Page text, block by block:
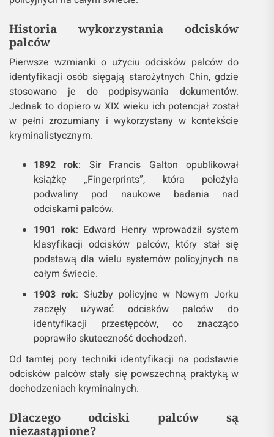
Historia wykorzystania odcisków
palców
Pierwsze wzmianki o użyciu odcisków palców do
identyfikacji osób sięgają starożytnych Chin, gdzie
stosowano je do podpisywania dokumentów.
Jednak to dopiero w XIX wieku ich potencjał został
w pełni zrozumiany i wykorzystany w kontekście
kryminalistycznym.
1892 rok: Sir Francis Galton opublikował
książkę „Fingerprints”, która położyła
podwaliny pod naukowe badania nad
odciskami palców.
1901 rok: Edward Henry wprowadził system
klasyfikacji odcisków palców, który stał się
podstawą dla wielu systemów policyjnych na
całym świecie.
1903 rok: Służby policyjne w Nowym Jorku
zaczęły używać odcisków palców do
identyfikacji przestępców, co znacząco
poprawiło skuteczność dochodzeń.
Od tamtej pory techniki identyfikacji na podstawie
odcisków palców stały się powszechną praktyką w
dochodzeniach kryminalnych.
Dlaczego odciski palców są
niezastąpione?